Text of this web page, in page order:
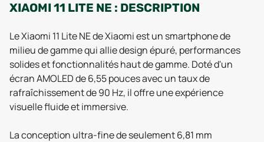
XIAOMI 11 LITE NE : DESCRIPTION
Le Xiaomi 11 Lite NE de Xiaomi est un smartphone de
milieu de gamme qui allie design épuré, performances
solides et fonctionnalités haut de gamme. Doté d'un
écran AMOLED de 6,55 pouces avec un taux de
rafraîchissement de 90 Hz, il offre une expérience
visuelle fluide et immersive.
La conception ultra-fine de seulement 6,81 mm